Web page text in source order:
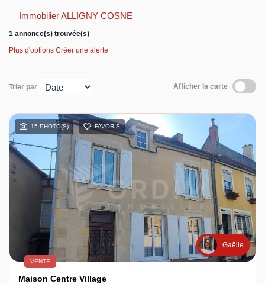
Syndic
Espace client
Immobilier ALLIGNY COSNE
1 annonce(s) trouvée(s)
Plus d'options Créer une alerte
Trier par Afficher la carte
15 PHOTO(S) FAVORIS
Gaëlle
VENTE
Maison Centre Village